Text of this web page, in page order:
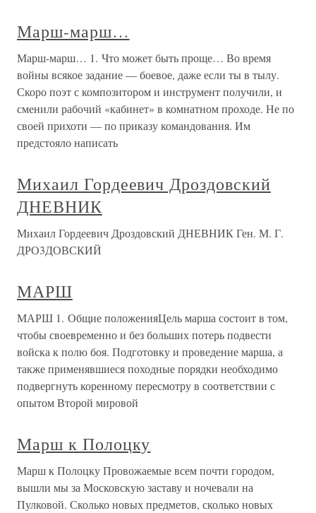
Марш-марш…
Марш-марш… 1. Что может быть проще… Во время
войны всякое задание — боевое, даже если ты в тылу.
Скоро поэт с композитором и инструмент получили, и
сменили рабочий «кабинет» в комнатном проходе. Не по
своей прихоти — по приказу командования. Им
предстояло написать
Михаил Гордеевич Дроздовский
ДНЕВНИК
Михаил Гордеевич Дроздовский ДНЕВНИК Ген. М. Г.
ДРО3ДОВСКИЙ
МАРШ
МАРШ 1. Общие положенияЦель марша состоит в том,
чтобы своевременно и без больших потерь подвести
войска к полю боя. Подготовку и проведение марша, а
также применявшиеся походные порядки необходимо
подвергнуть коренному пересмотру в соответствии с
опытом Второй мировой
Марш к Полоцку
Марш к Полоцку Провожаемые всем почти городом,
вышли мы за Московскую заставу и ночевали на
Пулковой. Сколько новых предметов, сколько новых